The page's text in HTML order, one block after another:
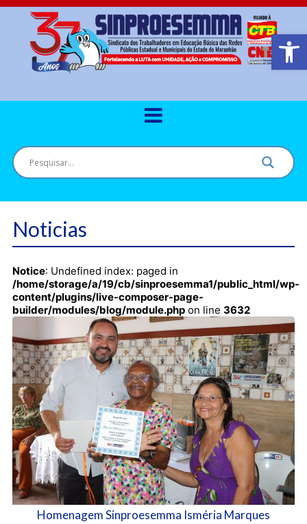
Barra de
Noticias
Notice: Undefined index: paged in
/home/storage/a/19/cb/sinproesemma1/public_html/wp-
content/plugins/live-composer-page-
builder/modules/blog/module.phpon line 3632
Homenagem Sinproesemma Isméria Marques